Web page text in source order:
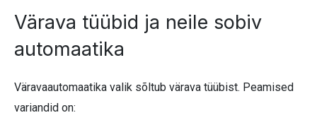
Värava tüübid ja neile sobiv
automaatika
Väravaautomaatika valik sõltub värava tüübist. Peamised
variandid on: